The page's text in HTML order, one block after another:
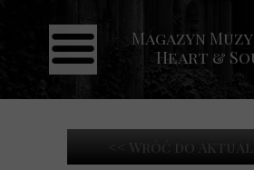
Strona główna
Aktualności
Koncerty
Magazyn
Heart &
<< Wróć do